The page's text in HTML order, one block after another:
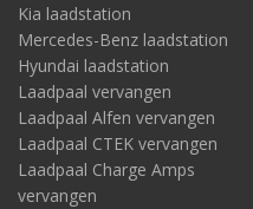
Kia laadstation
Mercedes-Benz laadstation
Hyundai laadstation
Laadpaal vervangen
Laadpaal Alfen vervangen
Laadpaal CTEK vervangen
Laadpaal Charge Amps
vervangen